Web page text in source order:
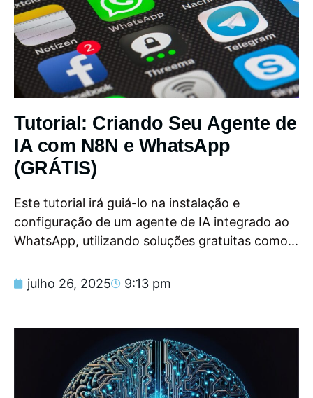
Tutorial: Criando Seu Agente de
IA com N8N e WhatsApp
(GRÁTIS)
Este tutorial irá guiá-lo na instalação e
configuração de um agente de IA integrado ao
WhatsApp, utilizando soluções gratuitas como...
julho 26, 2025 9:13 pm